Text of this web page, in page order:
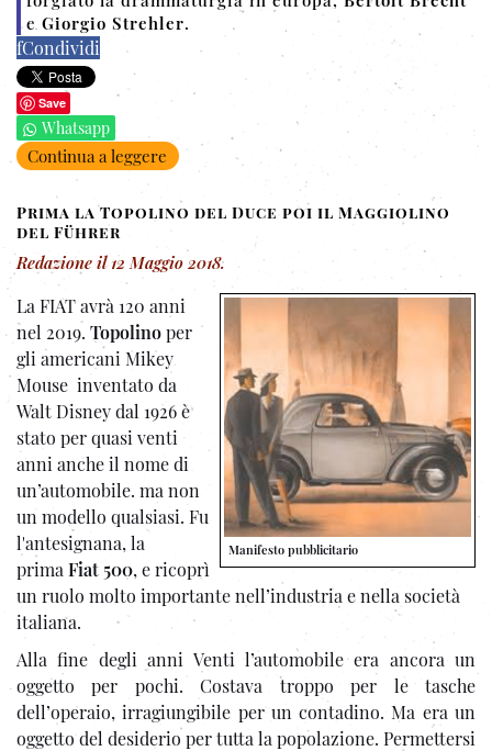
e Giorgio Strehler.
fCondividi
Save
Whatsapp
Continua a leggere
Prima la Topolino del Duce poi il Maggiolino
del Führer
Redazione il 12 Maggio 2018.
Manifesto pubblicitario
La FIAT avrà 120 anni
nel 2019. Topolinoper
gli americani Mikey
Mouse inventato da
Walt Disney dal 1926 è
stato per quasi venti
anni anche il nome di
un’automobile. ma non
un modello qualsiasi. Fu
l'antesignana, la
prima Fiat 500, e ricoprì
un ruolo molto importante nell’industria e nella società
italiana.
Alla fine degli anni Venti l’automobile era ancora un
oggetto per pochi. Costava troppo per le tasche
dell’operaio, irragiungibile per un contadino. Ma era un
oggetto del desiderio per tutta la popolazione. Permettersi